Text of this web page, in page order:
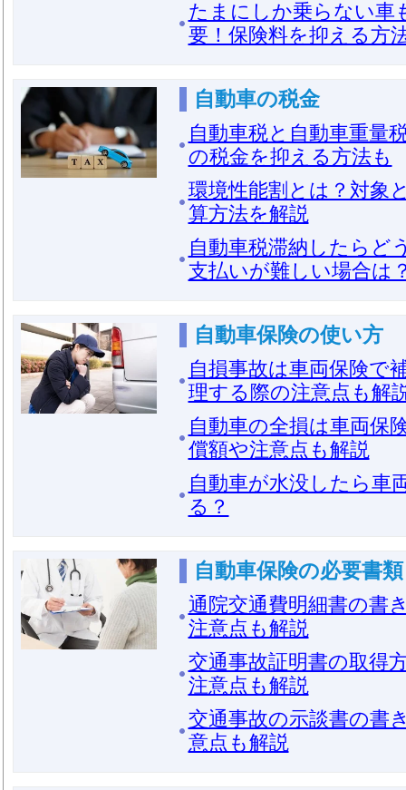
たまにしか乗らない車
要！保険料を抑える方
自動車の税金
自動車税と自動車重量
の税金を抑える方法も
環境性能割とは？対象
算方法を解説
自動車税滞納したらど
支払いが難しい場合は
自動車保険の使い方
自損事故は車両保険で
理する際の注意点も解
自動車の全損は車両保
償額や注意点も解説
自動車が水没したら車
る？
自動車保険の必要書類
通院交通費明細書の書
注意点も解説
交通事故証明書の取得
注意点も解説
交通事故の示談書の書
意点も解説